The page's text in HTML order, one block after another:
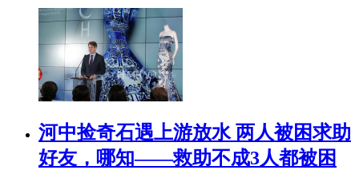
河中捡奇石遇上游放水 两人被困求助
好友，哪知——救助不成3人都被困